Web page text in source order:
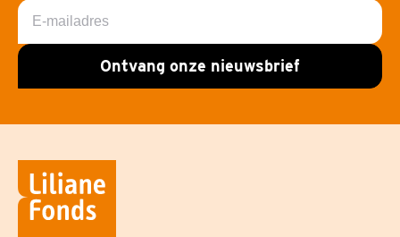
E-
mailadres
Ontvang onze nieuwsbrief